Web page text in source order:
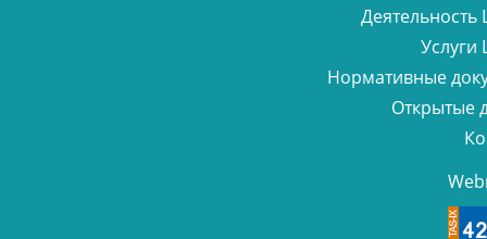
Деятельность
Услуги
Нормативные
Открытые